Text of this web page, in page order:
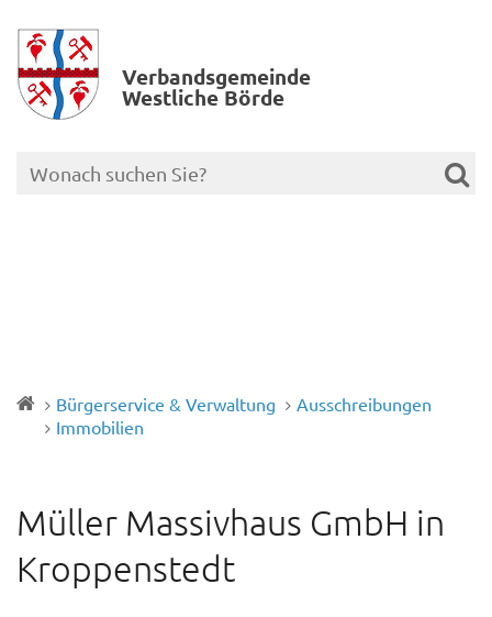
Verbands­gemeinde
Westliche Börde
Bürgerservice & Verwaltung
Ausschreibungen
Immobilien
Müller Massivhaus GmbH in
Kroppenstedt